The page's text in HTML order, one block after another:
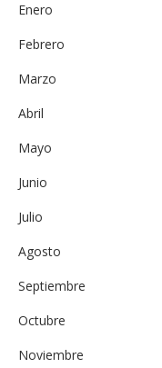
Enero
Febrero
Marzo
Abril
Mayo
Junio
Julio
Agosto
Septiembre
Octubre
Noviembre